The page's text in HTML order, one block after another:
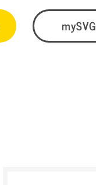
mySVG